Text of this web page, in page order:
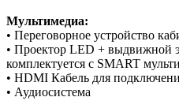
Мультимедиа:
• Переговорное устройство
• Проектор LED + выдвижной
комплектуется с SMART
• HDMI Кабель для
• Аудиосистема